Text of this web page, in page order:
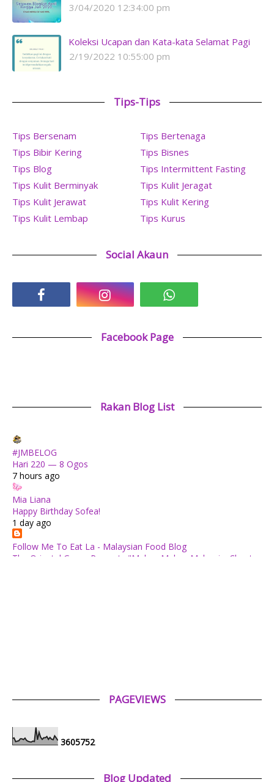
3/04/2020 12:34:00 pm
Koleksi Ucapan dan Kata-kata Selamat Pagi
2/19/2022 10:55:00 pm
Tips-Tips
Tips Bersenam
Tips Bertenaga
Tips Bibir Kering
Tips Bisnes
Tips Blog
Tips Intermittent Fasting
Tips Kulit Berminyak
Tips Kulit Jeragat
Tips Kulit Jerawat
Tips Kulit Kering
Tips Kulit Lembap
Tips Kurus
Social Akaun
Facebook Page
Rakan Blog List
#JMBELOG
Hari 220 — 8 Ogos
7 hours ago
Mia Liana
Happy Birthday Sofea!
1 day ago
Follow Me To Eat La - Malaysian Food Blog
The Oriental Group Presents "Makan Makan Malaysia: Chapter
4 days ago
PAGEVIEWS
3605752
Blog Updated